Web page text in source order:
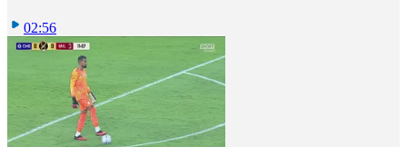
02:56